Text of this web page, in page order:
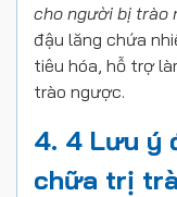
cho người bị trào
đậu lăng chứa
tiêu hóa, hỗ trợ
trào ngược.
4. 4 Lưu ý
chữa trị